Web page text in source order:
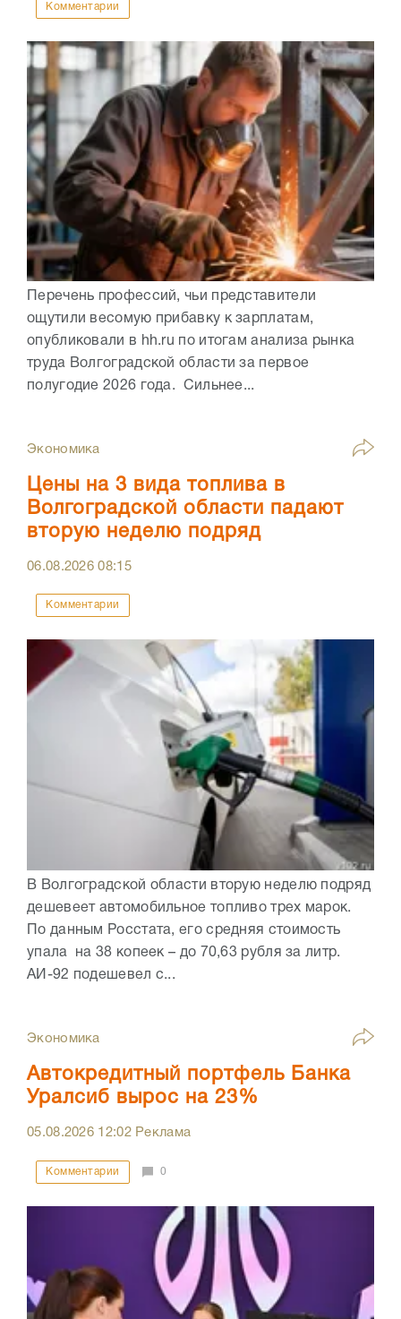
Комментарии
Перечень профессий, чьи представители
ощутили весомую прибавку к зарплатам,
опубликовали в hh.ru по итогам анализа рынка
труда Волгоградской области за первое
полугодие 2026 года. Сильнее...
Экономика
Цены на 3 вида топлива в
Волгоградской области падают
вторую неделю подряд
06.08.202608:15
Комментарии
В Волгоградской области вторую неделю подряд
дешевеет автомобильное топливо трех марок.
По данным Росстата, его средняя стоимость
упала на 38 копеек – до 70,63 рубля за литр.
АИ-92 подешевел с...
Экономика
Автокредитный портфель Банка
Уралсиб вырос на 23%
05.08.2026 12:02Реклама
Комментарии 0